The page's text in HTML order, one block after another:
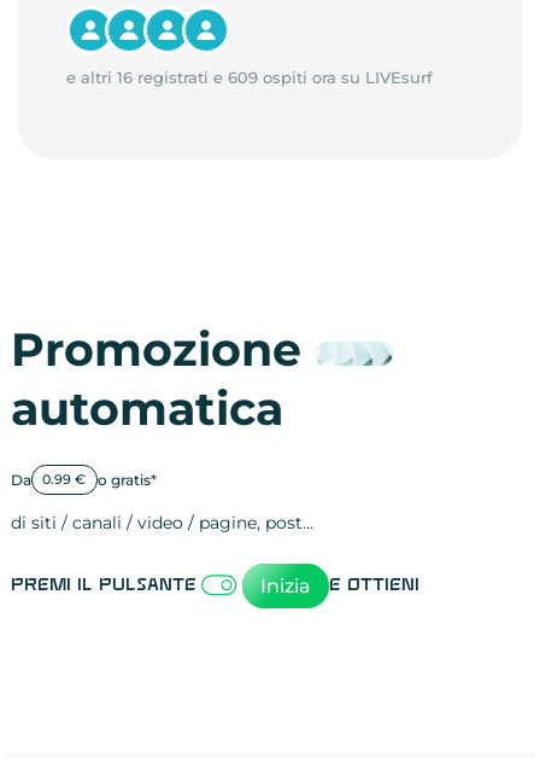
e altri 16 registrati e 609 ospiti ora su LIVEsurf
Promozione
automatica
Da 0.99 € o gratis*
di siti / canali / video / pagine, post…
Premi il pulsante Inizia e ottieni